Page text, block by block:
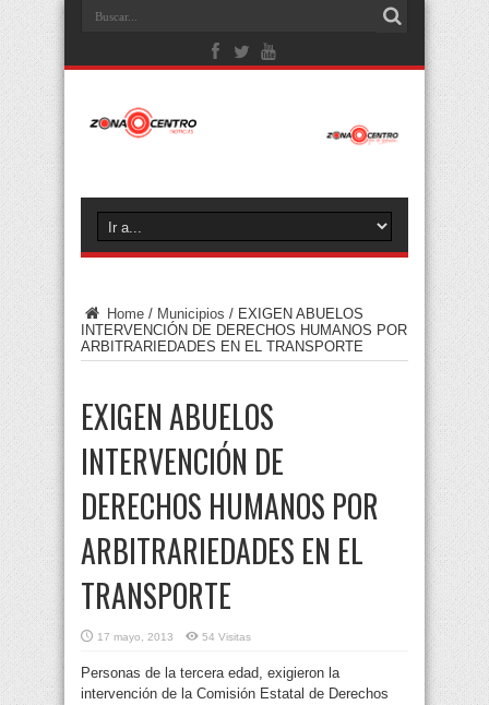
Home / Municipios / EXIGEN ABUELOS
INTERVENCIÓN DE DERECHOS HUMANOS POR
ARBITRARIEDADES EN EL TRANSPORTE
EXIGEN ABUELOS
INTERVENCIÓN DE
DERECHOS HUMANOS POR
ARBITRARIEDADES EN EL
TRANSPORTE
17 mayo, 2013 54 Visitas
Personas de la tercera edad, exigieron la
intervención de la Comisión Estatal de Derechos